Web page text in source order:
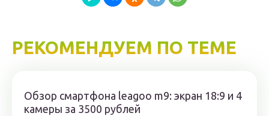
РЕКОМЕНДУЕМ ПО ТЕМЕ
Обзор смартфона leagoo m9: экран 18:9 и 4
камеры за 3500 рублей